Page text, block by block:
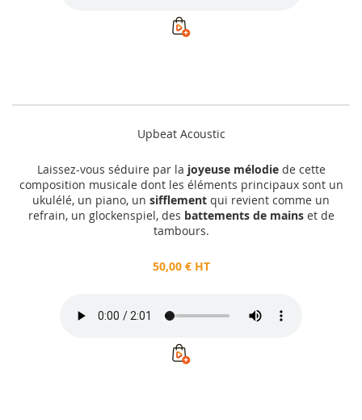
Upbeat Acoustic
Laissez-vous séduire par la joyeuse mélodiede cette
composition musicale dont les éléments principaux sont un
ukulélé, un piano, un sifflement qui revient comme un
refrain, un glockenspiel, des battements de mainset de
tambours.
50,00 € HT